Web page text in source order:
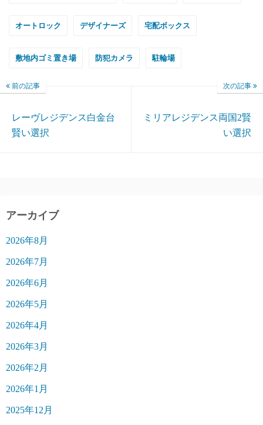
オートロック デザイナーズ 宅配ボックス
敷地内ゴミ置き場 防犯カメラ 駐輪場
前の記事
レーヴレジデンス白金台
賢い選択
次の記事
ミリアレジデンス両国2賢
い選択
アーカイブ
2026年8月
2026年7月
2026年6月
2026年5月
2026年4月
2026年3月
2026年2月
2026年1月
2025年12月